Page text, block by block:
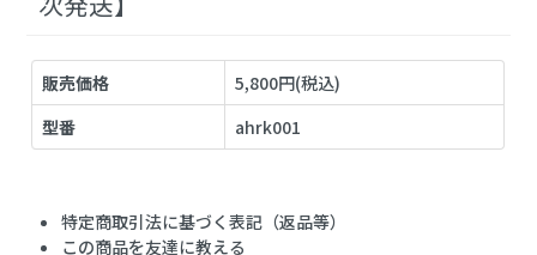
販売価格
5,800円(税込)
型番
ahrk001
特定商取引法に基づく表記（返品等）
この商品を友達に教える